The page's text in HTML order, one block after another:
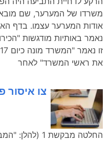
משרדו של המערער, שם
נאמר באותיות מודגשות
את ראשי המשרד" לאחר
צו איסור
החלטה מבקשת